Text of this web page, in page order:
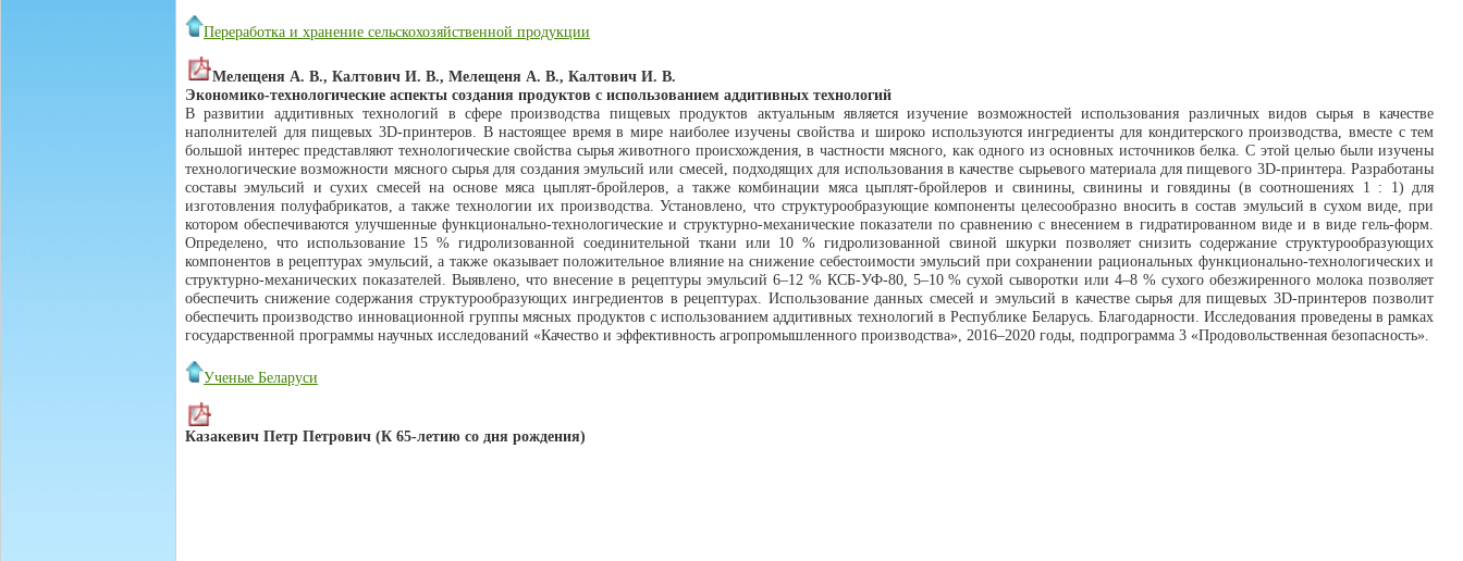
Переработка и хранение сельскохозяйственной продукции
Мелещеня А. В., Калтович И. В., Мелещеня А. В., Калтович И. В.
Экономико-технологические аспекты создания продуктов с использованием аддитивных технологий
В развитии аддитивных технологий в сфере производства пищевых продуктов актуальным является изучение возможностей использования различных видов сырья в качестве
наполнителей для пищевых 3D-принтеров. В настоящее время в мире наиболее изучены свойства и широко используются ингредиенты для кондитерского производства, вместе с тем
большой интерес представляют технологические свойства сырья животного происхождения, в частности мясного, как одного из основных источников белка. С этой целью были изучены
технологические возможности мясного сырья для создания эмульсий или смесей, подходящих для использования в качестве сырьевого материала для пищевого 3D-принтера. Разработаны
составы эмульсий и сухих смесей на основе мяса цыплят-бройлеров, а также комбинации мяса цыплят-бройлеров и свинины, свинины и говядины (в соотношениях 1 : 1) для
изготовления полуфабрикатов, а также технологии их производства. Установлено, что структурообразующие компоненты целесообразно вносить в состав эмульсий в сухом виде, при
котором обеспечиваются улучшенные функционально-технологические и структурно-механические показатели по сравнению с внесением в гидратированном виде и в виде гель-форм.
Определено, что использование 15 % гидролизованной соединительной ткани или 10 % гидролизованной свиной шкурки позволяет снизить содержание структурообразующих
компонентов в рецептурах эмульсий, а также оказывает положительное влияние на снижение себестоимости эмульсий при сохранении рациональных функционально-технологических и
структурно-механических показателей. Выявлено, что внесение в рецептуры эмульсий 6–12 % КСБ-УФ-80, 5–10 % сухой сыворотки или 4–8 % сухого обезжиренного молока позволяет
обеспечить снижение содержания структурообразующих ингредиентов в рецептурах. Использование данных смесей и эмульсий в качестве сырья для пищевых 3D-принтеров позволит
обеспечить производство инновационной группы мясных продуктов с использованием аддитивных технологий в Республике Беларусь. Благодарности. Исследования проведены в рамках
государственной программы научных исследований «Качество и эффективность агропромышленного производства», 2016–2020 годы, подпрограмма 3 «Продовольственная безопасность».
Ученые Беларуси
Казакевич Петр Петрович (К 65-летию со дня рождения)